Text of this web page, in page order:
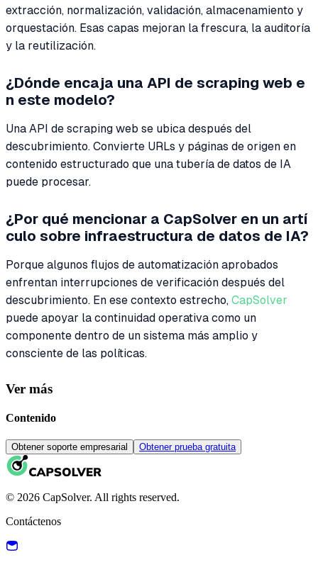
extracción, normalización, validación, almacenamiento y
orquestación. Esas capas mejoran la frescura, la auditoría
y la reutilización.
¿Dónde encaja una API de scraping web e
n este modelo?
Una API de scraping web se ubica después del
descubrimiento. Convierte URLs y páginas de origen en
contenido estructurado que una tubería de datos de IA
puede procesar.
¿Por qué mencionar a CapSolver en un artí
culo sobre infraestructura de datos de IA?
Porque algunos flujos de automatización aprobados
enfrentan interrupciones de verificación después del
descubrimiento. En ese contexto estrecho, CapSolver
puede apoyar la continuidad operativa como un
componente dentro de un sistema más amplio y
consciente de las políticas.
Ver más
Contenido
Obtener soporte empresarial Obtener prueba gratuita
© 2026 CapSolver. All rights reserved.
Contáctenos